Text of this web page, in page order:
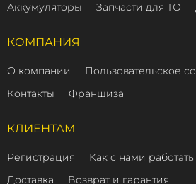
Аккумуляторы
Запчасти для ТО
КОМПАНИЯ
О компании
Пользовательское
Контакты
Франшиза
КЛИЕНТАМ
Регистрация Как с нами работать
Доставка
Возврат и гарантия